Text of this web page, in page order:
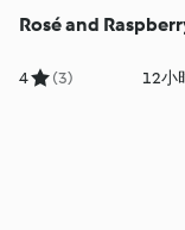
Rosé and
4 (3) 12小